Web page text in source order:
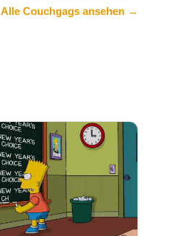
Alle Couchgags ansehen →